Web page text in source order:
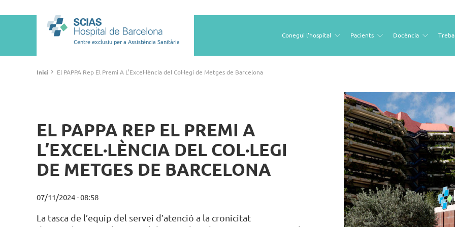
al
Centre exclusiu per a Assistència Sanitària
Main
navigation
Conegui l'hospital Pacients Docència
Fil
Inici › El PAPPA Rep El Premi A L’Excel·lència del Col·legi de Metges de Barcelona
EL PAPPA REP EL PREMI A
L’EXCEL·LÈNCIA DEL COL·LEGI
DE METGES DE BARCELONA
07/11/2024 - 08:58
La tasca de l’equip del servei d’atenció a la cronicitat